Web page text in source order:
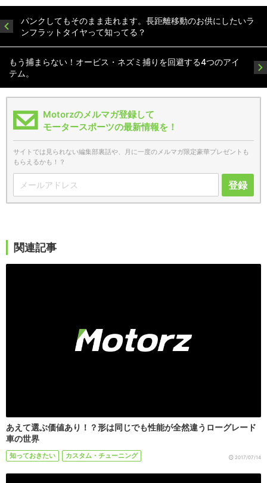
パンクしてもそのまま走れます。長距離移動のお供にしたいラ
ンフラットタイヤって知ってる？
もう捕まらない！オービス・ネズミ捕りを回避する4つのアイ
テム。
Motorzのメルマガ登録して
モータースポーツの最新情報を！
サイトでは見られない編集部裏話や、月に一度のメルマガ限定豪華プレゼントも
もらえるかも！？
登録
関連記事
あえて選ぶ価値あり！？形は同じでも性能が全然違うローグレード
車の世界
知っておきたい カスタム・チューニング 2017/07/14